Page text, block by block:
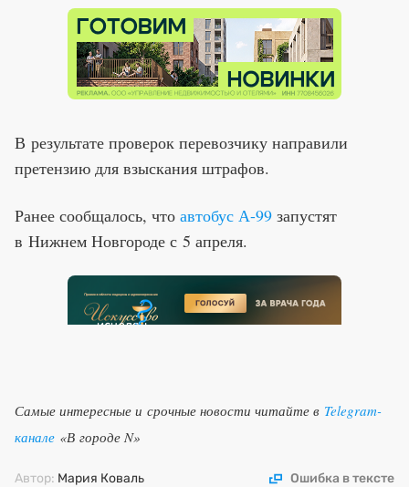
В результате проверок перевозчику направили
претензию для взыскания штрафов.
Ранее сообщалось, что автобус А-99 запустят
в Нижнем Новгороде с 5 апреля.
Самые интересные и срочные новости читайте в Telegram-
канале «В городе N»
Автор: Мария Коваль Ошибка в тексте